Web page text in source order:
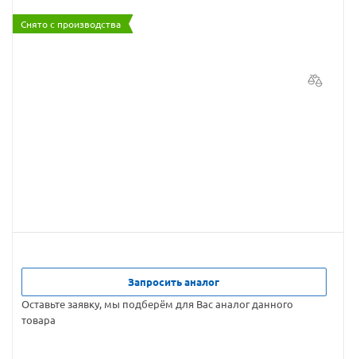
Снято с производства
Запросить аналог
Оставьте заявку, мы подберём для Вас аналог данного
товара